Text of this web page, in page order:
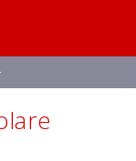
DOOMSDAY